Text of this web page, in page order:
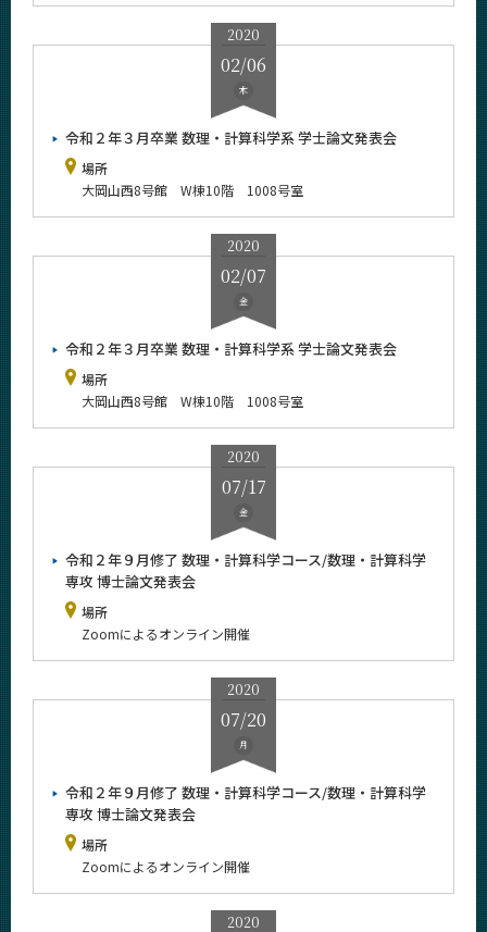
2020
02/06
木
令和２年３月卒業 数理・計算科学系 学士論文発表会
場所
大岡山西8号館 W棟10階 1008号室
2020
02/07
金
令和２年３月卒業 数理・計算科学系 学士論文発表会
場所
大岡山西8号館 W棟10階 1008号室
2020
07/17
金
令和２年９月修了 数理・計算科学コース/数理・計算科学
専攻 博士論文発表会
場所
Zoomによるオンライン開催
2020
07/20
月
令和２年９月修了 数理・計算科学コース/数理・計算科学
専攻 博士論文発表会
場所
Zoomによるオンライン開催
2020